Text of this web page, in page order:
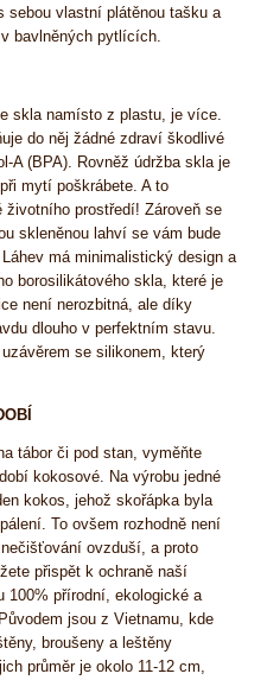
sebou vlastní plátěnou tašku a
bavlněných pytlících.
skla namísto z plastu, je více.
do něj žádné zdraví škodlivé
A (BPA). Rovněž údržba skla je
mytí poškrábete. A to
životního prostředí! Zároveň se
skleněnou lahví se vám bude
má minimalistický design a
borosilikátového skla, které je
není nerozbitná, ale díky
dlouho v perfektním stavu.
se silikonem, který
tábor či pod stan, vyměňte
kokosové. Na výrobu jedné
kokos, jehož skořápka byla
To ovšem rozhodně není
ovzduší, a proto
přispět k ochraně naší
100% přírodní, ekologické a
jsou z Vietnamu, kde
broušeny a leštěny
průměr je okolo 11-12 cm,